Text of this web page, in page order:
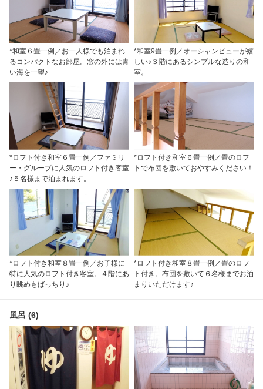
*和室６畳一例／お一人様でも泊まれ
るコンパクトなお部屋。窓の外には青
い海を一望♪
*和室9畳一例／オーシャンビューが嬉
しい♪３階にあるシンプルな造りの和
室。
*ロフト付き和室６畳一例／ファミリ
ー・グループに人気のロフト付き客室
♪５名様まで泊まれます。
*ロフト付き和室６畳一例／畳のロフ
トで布団を敷いておやすみください！
*ロフト付き和室８畳一例／お子様に
特に人気のロフト付き客室。４階にあ
り眺めもばっちり♪
*ロフト付き和室８畳一例／畳のロフ
ト付き。布団を敷いて６名様までお泊
まりいただけます♪
風呂 (6)